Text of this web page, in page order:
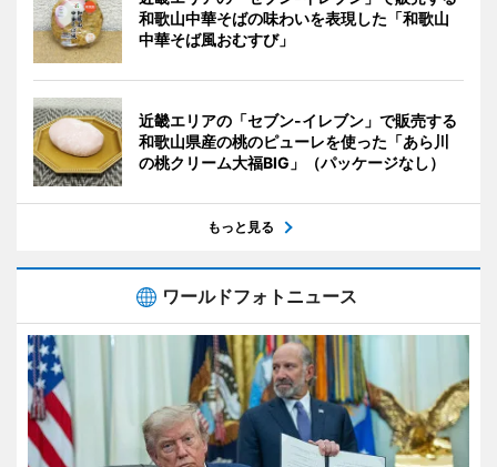
和歌山中華そばの味わいを表現した「和歌山
中華そば風おむすび」
近畿エリアの「セブン-イレブン」で販売する
和歌山県産の桃のピューレを使った「あら川
の桃クリーム大福BIG」（パッケージなし）
もっと見る
ワールドフォトニュース